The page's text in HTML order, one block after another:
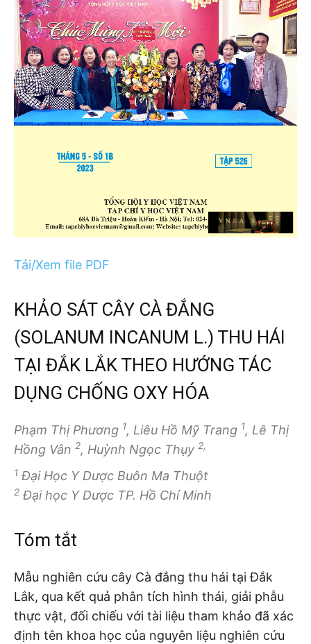
Tải/Xem file PDF
KHẢO SÁT CÂY CÀ ĐẮNG
(SOLANUM INCANUM L.) THU HÁI
TẠI ĐẮK LẮK THEO HƯỚNG TÁC
DỤNG CHỐNG OXY HÓA
Phạm Thị Phương 1, Liêu Hồ Mỹ Trang 1, Lê Thị
Hồng Vân 2, Huỳnh Ngọc Thụy 2,
1 Đại Học Y Dược Buôn Ma Thuột
2 Đại học Y Dược TP. Hồ Chí Minh
Tóm tắt
Mẫu nghiên cứu cây Cà đắng thu hái tại Đắk
Lắk, qua kết quả phân tích hình thái, giải phẫu
thực vật, đối chiếu với tài liệu tham khảo đã xác
định tên khoa học của nguyên liệu nghiên cứu